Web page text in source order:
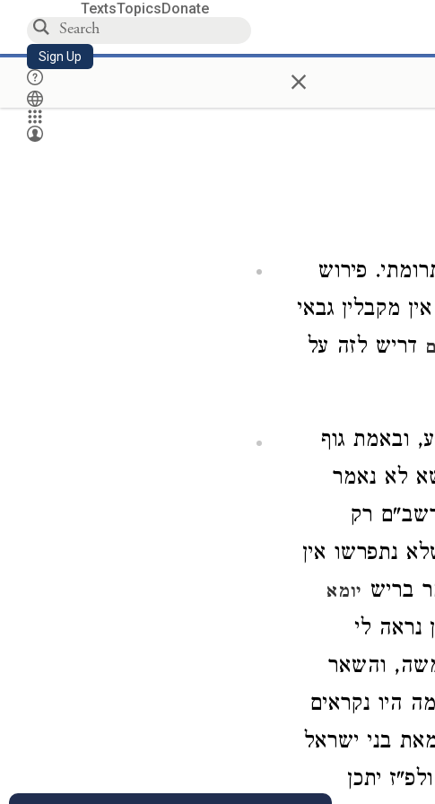
TextsTopicsDonate
Sign Up ×
פירוש
מקבלין גבאי
דריש לזה על
ובאמת גוף
לא נאמר
רק
נתפרשו אין
בריש יומא
נראה לי
והשאר
היו נקראים
בני ישראל
יתכן